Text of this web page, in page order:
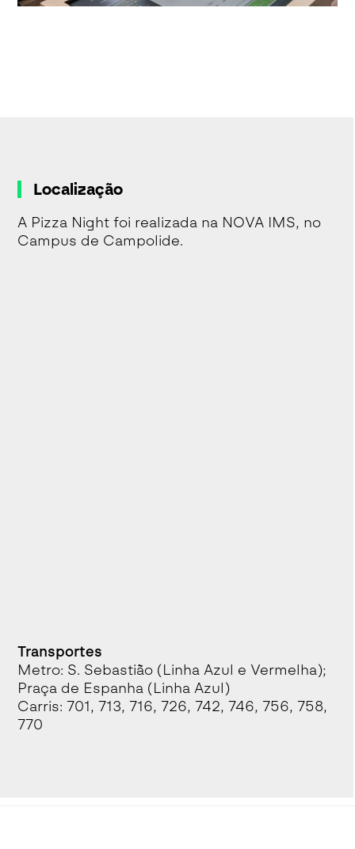
Localização
A Pizza Night foi realizada na NOVA IMS, no
Campus de Campolide.
Transportes
Metro: S. Sebastião (Linha Azul e Vermelha);
Praça de Espanha (Linha Azul)
Carris: 701, 713, 716, 726, 742, 746, 756, 758,
770